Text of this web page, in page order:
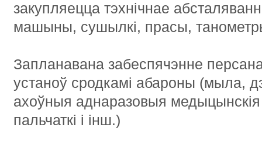
закупляецца тэхнічнае
машыны, сушылкі, прасы,
Запланавана забеспячэнне
устаноў сродкамі абароны (мыла,
ахоўныя аднаразовыя медыцынскія
пальчаткі і інш.)